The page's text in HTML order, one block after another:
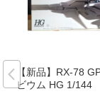
【新品】RX-78
ビウム HG 1/144